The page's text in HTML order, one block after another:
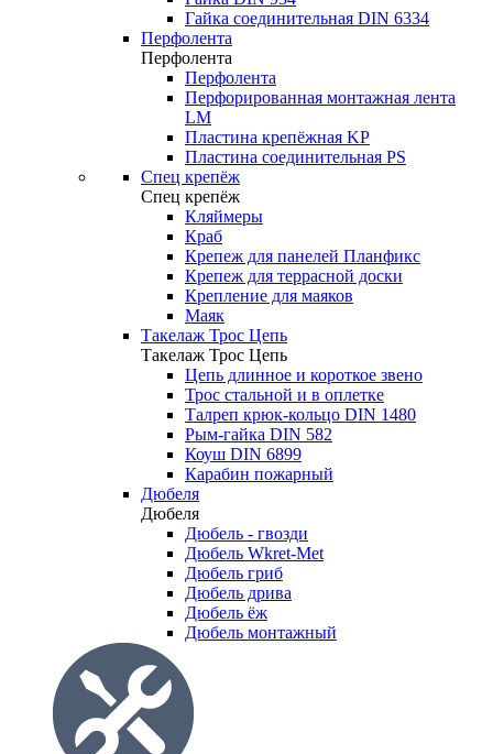
Гайка соединительная DIN 6334
Перфолента
Перфолента
Перфолента
Перфорированная монтажная лента
LM
Пластина крепёжная KP
Пластина соединительная PS
Спец крепёж
Спец крепёж
Кляймеры
Краб
Крепеж для панелей Планфикс
Крепеж для террасной доски
Крепление для маяков
Маяк
Такелаж Трос Цепь
Такелаж Трос Цепь
Цепь длинное и короткое звено
Трос стальной и в оплетке
Талреп крюк-кольцо DIN 1480
Рым-гайка DIN 582
Коуш DIN 6899
Карабин пожарный
Дюбеля
Дюбеля
Дюбель - гвозди
Дюбель Wkret-Met
Дюбель гриб
Дюбель дрива
Дюбель ёж
Дюбель монтажный